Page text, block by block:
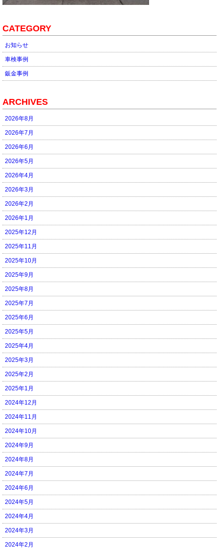
CATEGORY
お知らせ
車検事例
鈑金事例
ARCHIVES
2026年8月
2026年7月
2026年6月
2026年5月
2026年4月
2026年3月
2026年2月
2026年1月
2025年12月
2025年11月
2025年10月
2025年9月
2025年8月
2025年7月
2025年6月
2025年5月
2025年4月
2025年3月
2025年2月
2025年1月
2024年12月
2024年11月
2024年10月
2024年9月
2024年8月
2024年7月
2024年6月
2024年5月
2024年4月
2024年3月
2024年2月